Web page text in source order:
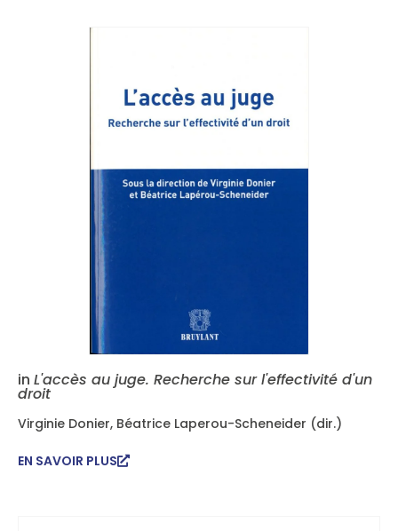
in L'accès au juge. Recherche sur l'effectivité d'un
droit
Virginie Donier, Béatrice Laperou-Scheneider (dir.)
EN SAVOIR PLUS